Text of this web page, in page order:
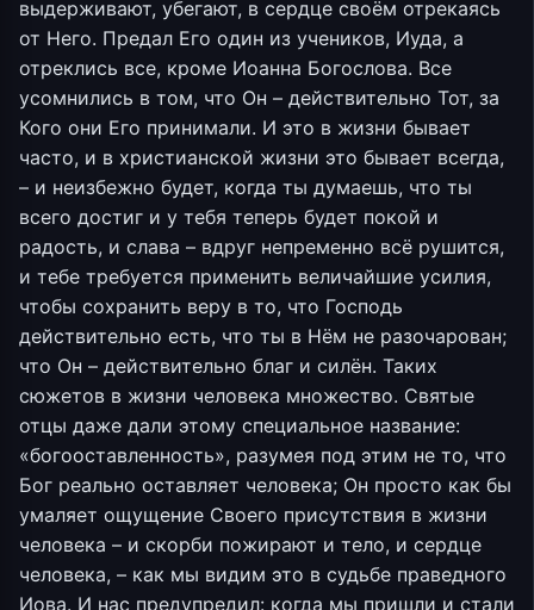
выдерживают, убегают, в сердце своём отрекаясь
от Него. Предал Его один из учеников, Иуда, а
отреклись все, кроме Иоанна Богослова. Все
усомнились в том, что Он – действительно Тот, за
Кого они Его принимали. И это в жизни бывает
часто, и в христианской жизни это бывает всегда,
– и неизбежно будет, когда ты думаешь, что ты
всего достиг и у тебя теперь будет покой и
радость, и слава – вдруг непременно всё рушится,
и тебе требуется применить величайшие усилия,
чтобы сохранить веру в то, что Господь
действительно есть, что ты в Нём не разочарован;
что Он – действительно благ и силён. Таких
сюжетов в жизни человека множество. Святые
отцы даже дали этому специальное название:
«богооставленность», разумея под этим не то, что
Бог реально оставляет человека; Он просто как бы
умаляет ощущение Своего присутствия в жизни
человека – и скорби пожирают и тело, и сердце
человека, – как мы видим это в судьбе праведного
Иова. И нас предупредил: когда мы пришли и стали